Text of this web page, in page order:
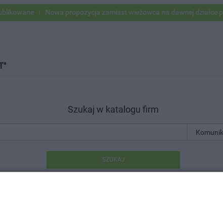
Nowa propozycja zamiast wieżowca na dawnej działce po USC
Szukaj w katalogu firm
SZUKAJ